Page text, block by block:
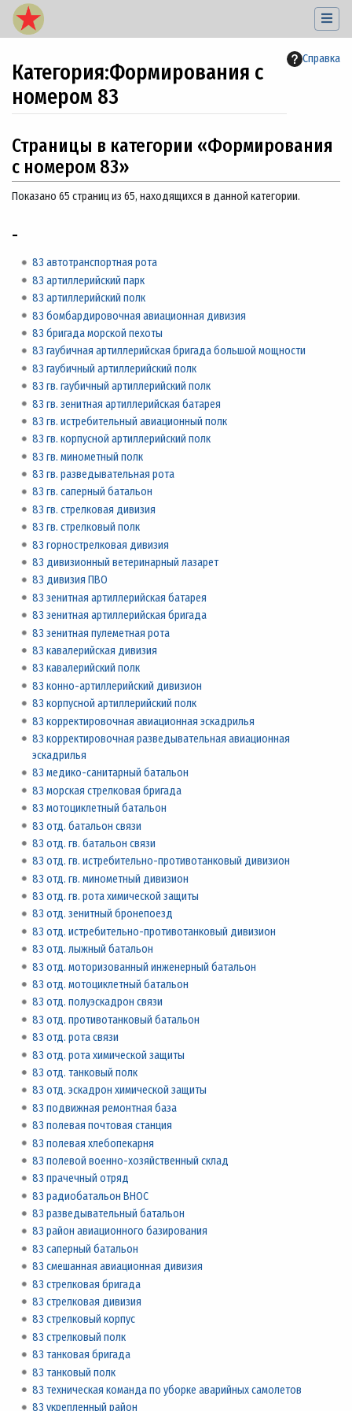
Справка
Категория:Формирования с
номером 83
Страницы в категории «Формирования
с номером 83»
Показано 65 страниц из 65, находящихся в данной категории.
-
83 автотранспортная рота
83 артиллерийский парк
83 артиллерийский полк
83 бомбардировочная авиационная дивизия
83 бригада морской пехоты
83 гаубичная артиллерийская бригада большой мощности
83 гаубичный артиллерийский полк
83 гв. гаубичный артиллерийский полк
83 гв. зенитная артиллерийская батарея
83 гв. истребительный авиационный полк
83 гв. корпусной артиллерийский полк
83 гв. минометный полк
83 гв. разведывательная рота
83 гв. саперный батальон
83 гв. стрелковая дивизия
83 гв. стрелковый полк
83 горнострелковая дивизия
83 дивизионный ветеринарный лазарет
83 дивизия ПВО
83 зенитная артиллерийская батарея
83 зенитная артиллерийская бригада
83 зенитная пулеметная рота
83 кавалерийская дивизия
83 кавалерийский полк
83 конно-артиллерийский дивизион
83 корпусной артиллерийский полк
83 корректировочная авиационная эскадрилья
83 корректировочная разведывательная авиационная
эскадрилья
83 медико-санитарный батальон
83 морская стрелковая бригада
83 мотоциклетный батальон
83 отд. батальон связи
83 отд. гв. батальон связи
83 отд. гв. истребительно-противотанковый дивизион
83 отд. гв. минометный дивизион
83 отд. гв. рота химической защиты
83 отд. зенитный бронепоезд
83 отд. истребительно-противотанковый дивизион
83 отд. лыжный батальон
83 отд. моторизованный инженерный батальон
83 отд. мотоциклетный батальон
83 отд. полуэскадрон связи
83 отд. противотанковый батальон
83 отд. рота связи
83 отд. рота химической защиты
83 отд. танковый полк
83 отд. эскадрон химической защиты
83 подвижная ремонтная база
83 полевая почтовая станция
83 полевая хлебопекарня
83 полевой военно-хозяйственный склад
83 прачечный отряд
83 радиобатальон ВНОС
83 разведывательный батальон
83 район авиационного базирования
83 саперный батальон
83 смешанная авиационная дивизия
83 стрелковая бригада
83 стрелковая дивизия
83 стрелковый корпус
83 стрелковый полк
83 танковая бригада
83 танковый полк
83 техническая команда по уборке аварийных самолетов
83 укрепленный район